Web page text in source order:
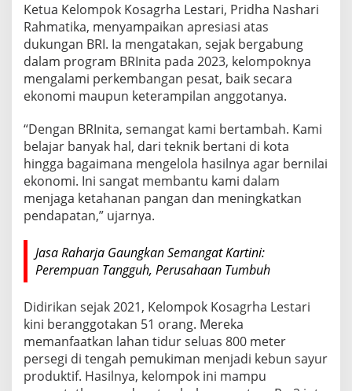
Ketua Kelompok Kosagrha Lestari, Pridha Nashari
Rahmatika, menyampaikan apresiasi atas
dukungan BRI. Ia mengatakan, sejak bergabung
dalam program BRInita pada 2023, kelompoknya
mengalami perkembangan pesat, baik secara
ekonomi maupun keterampilan anggotanya.
“Dengan BRInita, semangat kami bertambah. Kami
belajar banyak hal, dari teknik bertani di kota
hingga bagaimana mengelola hasilnya agar bernilai
ekonomi. Ini sangat membantu kami dalam
menjaga ketahanan pangan dan meningkatkan
pendapatan,” ujarnya.
Jasa Raharja Gaungkan Semangat Kartini:
Perempuan Tangguh, Perusahaan Tumbuh
Didirikan sejak 2021, Kelompok Kosagrha Lestari
kini beranggotakan 51 orang. Mereka
memanfaatkan lahan tidur seluas 800 meter
persegi di tengah pemukiman menjadi kebun sayur
produktif. Hasilnya, kelompok ini mampu